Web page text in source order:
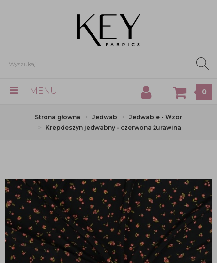
MENU 0
Strona główna Jedwab
Jedwabie - Wzór
Krepdeszyn jedwabny - czerwona żurawina